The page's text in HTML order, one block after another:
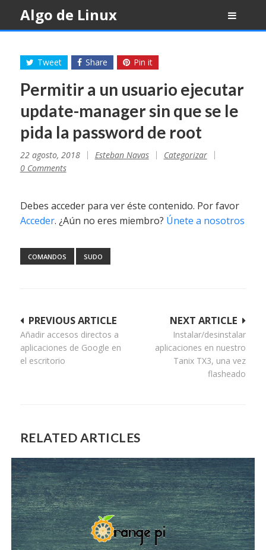
content
Algo de Linux
Tweet Share Pin it
Permitir a un usuario ejecutar
update-manager sin que se le
pida la password de root
22 agosto, 2018 Esteban Navas
Categorizar
0 Comments
Debes acceder para ver éste contenido. Por favor
Acceder. ¿Aún no eres miembro? Únete a nosotros
COMANDOS SUDO
Navegación
de
entradas
NEXT ARTICLE
Instalar/desinstalar
aplicaciones en nuestro
Tanix TX3, una vez
flasheado
PREVIOUS ARTICLE
Añadir accesos directos a
aplicaciones de Google en
el escritorio
RELATED ARTICLES